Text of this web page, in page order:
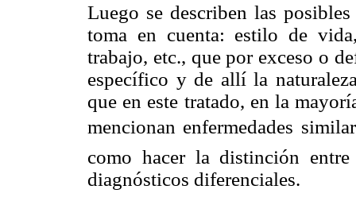
Luego se describen las
toma en cuenta: estilo de
trabajo, etc., que por exceso o
específico y de allí la
que en este tratado, en la
mencionan enfermedades
como hacer la distinción
diagnósticos diferenciales.